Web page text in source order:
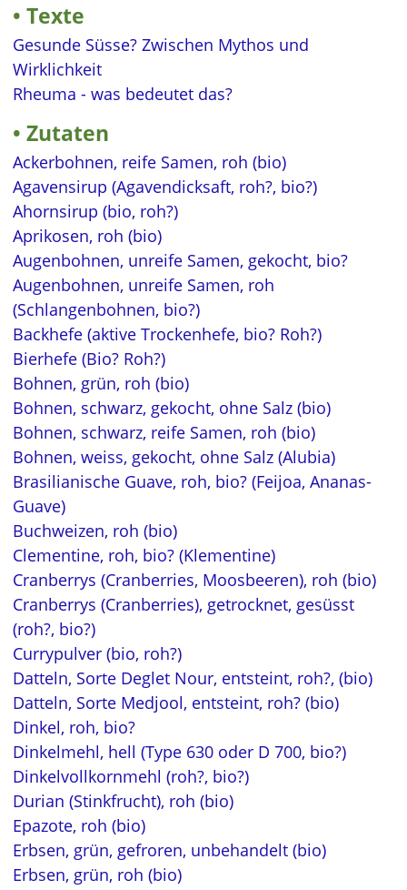
Texte
Gesunde Süsse? Zwischen Mythos und
Wirklichkeit
Rheuma - was bedeutet das?
Zutaten
Ackerbohnen, reife Samen, roh (bio)
Agavensirup (Agavendicksaft, roh?, bio?)
Ahornsirup (bio, roh?)
Aprikosen, roh (bio)
Augenbohnen, unreife Samen, gekocht, bio?
Augenbohnen, unreife Samen, roh
(Schlangenbohnen, bio?)
Backhefe (aktive Trockenhefe, bio? Roh?)
Bierhefe (Bio? Roh?)
Bohnen, grün, roh (bio)
Bohnen, schwarz, gekocht, ohne Salz (bio)
Bohnen, schwarz, reife Samen, roh (bio)
Bohnen, weiss, gekocht, ohne Salz (Alubia)
Brasilianische Guave, roh, bio? (Feijoa, Ananas-
Guave)
Buchweizen, roh (bio)
Clementine, roh, bio? (Klementine)
Cranberrys (Cranberries, Moosbeeren), roh (bio)
Cranberrys (Cranberries), getrocknet, gesüsst
(roh?, bio?)
Currypulver (bio, roh?)
Datteln, Sorte Deglet Nour, entsteint, roh?, (bio)
Datteln, Sorte Medjool, entsteint, roh? (bio)
Dinkel, roh, bio?
Dinkelmehl, hell (Type 630 oder D 700, bio?)
Dinkelvollkornmehl (roh?, bio?)
Durian (Stinkfrucht), roh (bio)
Epazote, roh (bio)
Erbsen, grün, gefroren, unbehandelt (bio)
Erbsen, grün, roh (bio)